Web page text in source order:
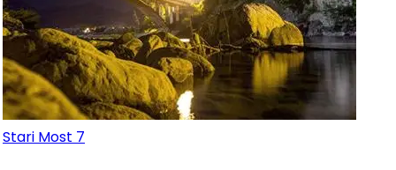
Stari Most 7